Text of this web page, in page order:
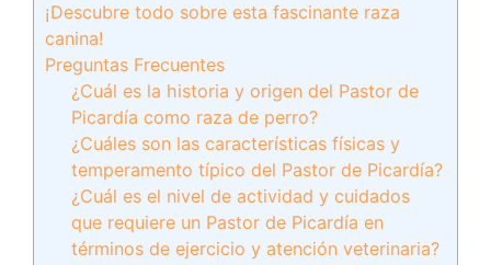
¡Descubre todo sobre esta fascinante raza
canina!
Preguntas Frecuentes
¿Cuál es la historia y origen del Pastor de
Picardía como raza de perro?
¿Cuáles son las características físicas y
temperamento típico del Pastor de Picardía?
¿Cuál es el nivel de actividad y cuidados
que requiere un Pastor de Picardía en
términos de ejercicio y atención veterinaria?